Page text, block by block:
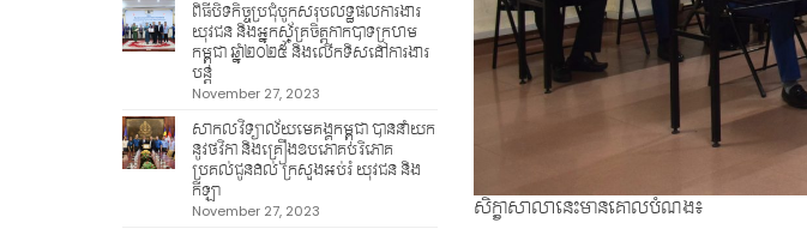
ពិធីបិទកិច្ចប្រជុំបូកសរុបលទ្ធផលការងារ
យុវជន និងអ្នកស្ម័គ្រចិត្តកាកបាទក្រហម
កម្ពុជា ឆ្នាំ២០២៥ និងលើកទិសដៅការងារ
បន្ត
November 27, 2023
សាកលវិទ្យាល័យមេគង្គកម្ពុជា បាននាំយក
នូវថវិកា និងគ្រឿងឧបភោគបរិភោគ
ប្រគល់ជូនដល់ ក្រសួងអប់រំ យុវជន និង
កីឡា
November 27, 2023
សិក្ខាសាលានេះមានគោលបំណង៖